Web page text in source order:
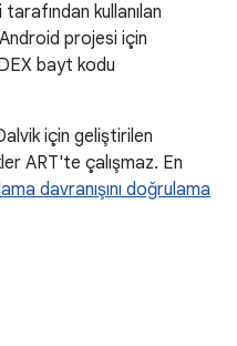
kullanılan
projesi için
bayt kodu
için geliştirilen
ART'te çalışmaz. En
davranışını doğrulama